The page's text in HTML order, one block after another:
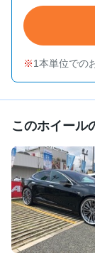
1本単位での
このホイール